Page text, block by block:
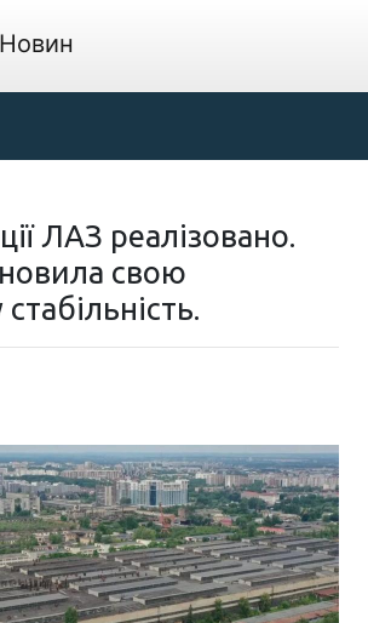
ЛАЗ реалізовано.
свою